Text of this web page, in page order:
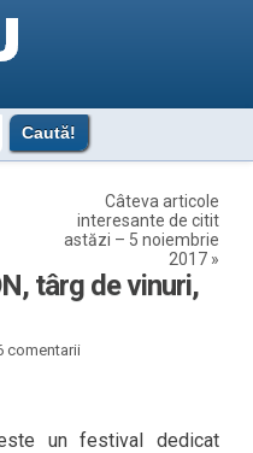
Câteva articole
interesante de citit
astăzi – 5 noiembrie
2017 »
târg de vinuri,
comentarii
un festival dedicat